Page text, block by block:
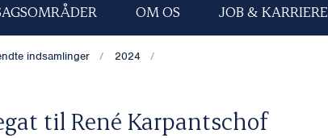
OM OS JOB & KARRIERE
indsamlinger
2024
til René Karpantschof